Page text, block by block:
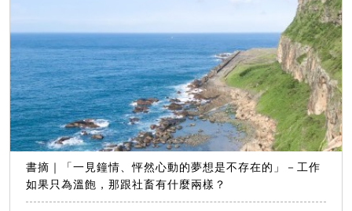
書摘｜「一見鐘情、怦然心動的夢想是不存在的」－工作
如果只為溫飽，那跟社畜有什麼兩樣？